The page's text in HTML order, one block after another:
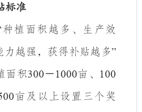
标准
种植面积越多、生产效
力越强，获得补贴越多”
面积300－1000亩、
100
亩及以上设置三个奖